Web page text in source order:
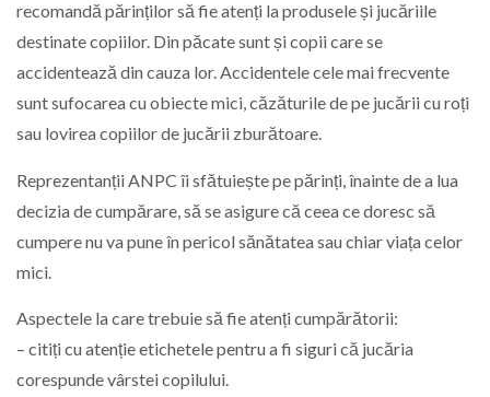
recomandă părinților să fie atenți la produsele și jucăriile
destinate copiilor. Din păcate sunt și copii care se
accidentează din cauza lor. Accidentele cele mai frecvente
sunt sufocarea cu obiecte mici, căzăturile de pe jucării cu roți
sau lovirea copiilor de jucării zburătoare.
Reprezentanții ANPC îi sfătuiește pe părinți, înainte de a lua
decizia de cumpărare, să se asigure că ceea ce doresc să
cumpere nu va pune în pericol sănătatea sau chiar viața celor
mici.
Aspectele la care trebuie să fie atenți cumpărătorii:
– citiți cu atenție etichetele pentru a fi siguri că jucăria
corespunde vârstei copilului.